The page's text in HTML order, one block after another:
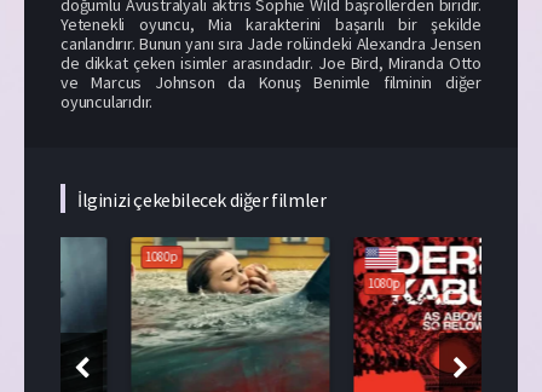
Yetenekli oyuncu, Mia karakterini başarılı bir şekilde
canlandırır. Bunun yanı sıra Jade rolündeki Alexandra Jensen
de dikkat çeken isimler arasındadır. Joe Bird, Miranda Otto
ve Marcus Johnson da Konuş Benimle filminin diğer
oyuncularıdır.
İlginizi çekebilecek diğer filmler
1080p